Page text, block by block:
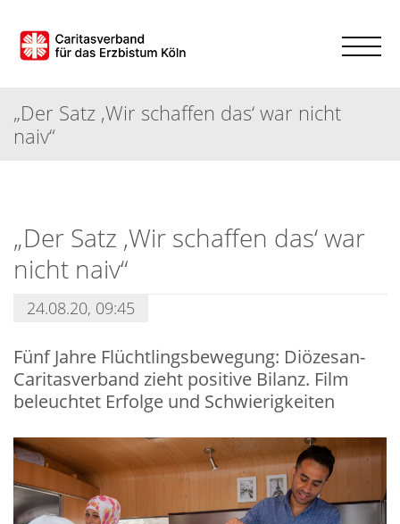
„Der Satz ,Wir schaffen das‘ war nicht
naiv“
„Der Satz ,Wir schaffen das‘ war
nicht naiv“
24.08.20, 09:45
Fünf Jahre Flüchtlingsbewegung: Diözesan-
Caritasverband zieht positive Bilanz. Film
beleuchtet Erfolge und Schwierigkeiten